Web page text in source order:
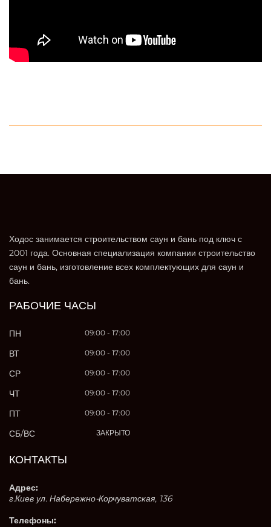
Ходос занимается строительством саун и бань под ключ с
2001 года. Основная специализация компании строительство
саун и бань, изготовление всех комплектующих для саун и
бань.
РАБОЧИЕ ЧАСЫ
ПН 09:00 - 17:00
ВТ 09:00 - 17:00
СР 09:00 - 17:00
ЧТ 09:00 - 17:00
ПТ 09:00 - 17:00
СБ/ВС ЗАКРЫТО
КОНТАКТЫ
Адрес:
г.Киев ул. Набережно-Корчуватская, 136
Телефоны: